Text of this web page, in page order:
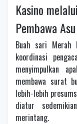
Kasino
Pembawa
Buah sari Merah
koordinasi
menyimpulkan
membawa surat
lebih-lebih
diatur
merintang.